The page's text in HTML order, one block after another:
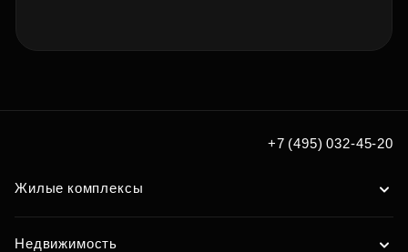
+7 (495) 032-45-20
Жилые комплексы
Недвижимость